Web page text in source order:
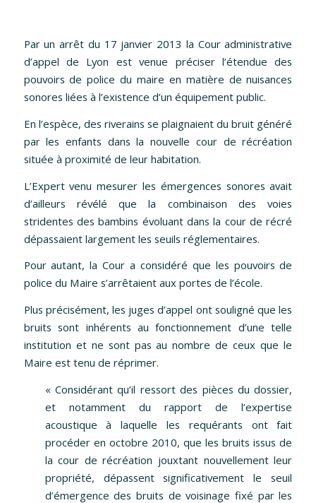
Par un arrêt du 17 janvier 2013 la Cour administrative
d’appel de Lyon est venue préciser l’étendue des
pouvoirs de police du maire en matière de nuisances
sonores liées à l’existence d’un équipement public.
En l’espèce, des riverains se plaignaient du bruit généré
par les enfants dans la nouvelle cour de récréation
située à proximité de leur habitation.
L’Expert venu mesurer les émergences sonores avait
d’ailleurs révélé que la combinaison des voies
stridentes des bambins évoluant dans la cour de récré
dépassaient largement les seuils réglementaires.
Pour autant, la Cour a considéré que les pouvoirs de
police du Maire s’arrêtaient aux portes de l’école.
Plus précisément, les juges d’appel ont souligné que les
bruits sont inhérents au fonctionnement d’une telle
institution et ne sont pas au nombre de ceux que le
Maire est tenu de réprimer.
« Considérant qu’il ressort des pièces du dossier,
et notamment du rapport de l’expertise
acoustique à laquelle les requérants ont fait
procéder en octobre 2010, que les bruits issus de
la cour de récréation jouxtant nouvellement leur
propriété, dépassent significativement le seuil
d’émergence des bruits de voisinage fixé par les